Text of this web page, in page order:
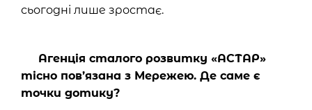
сьогодні лише зростає.
Агенція сталого розвитку «АСТАР»
тісно пов’язана з Мережею. Де саме є
точки дотику?